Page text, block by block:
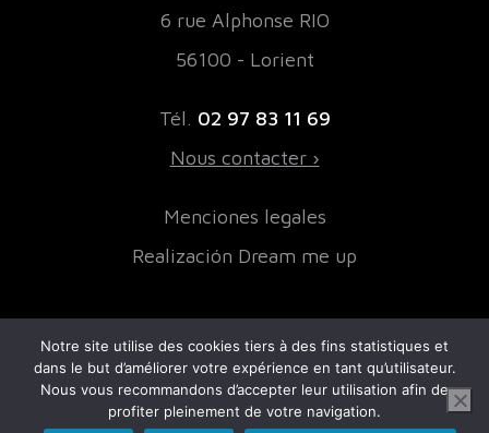
6 rue Alphonse RIO
56100 - Lorient
Tél. 02 97 83 11 69
Nous contacter ›
Menciones legales
Realización Dream me up
NUESTROS SOCIOS FINANCIEROS
Notre site utilise des cookies tiers à des fins statistiques et
dans le but d’améliorer votre expérience en tant qu’utilisateur.
Nous vous recommandons d’accepter leur utilisation afin de
profiter pleinement de votre navigation.